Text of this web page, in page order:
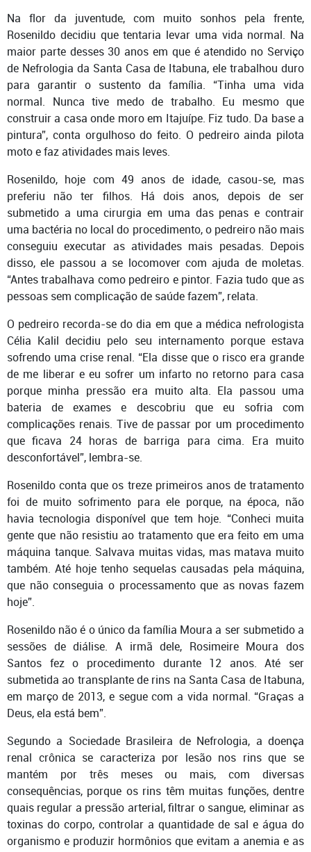
Na flor da juventude, com muito sonhos pela frente,
Rosenildo decidiu que tentaria levar uma vida normal. Na
maior parte desses 30 anos em que é atendido no Serviço
de Nefrologia da Santa Casa de Itabuna, ele trabalhou duro
para garantir o sustento da família. “Tinha uma vida
normal. Nunca tive medo de trabalho. Eu mesmo que
construir a casa onde moro em Itajuípe. Fiz tudo. Da base a
pintura”, conta orgulhoso do feito. O pedreiro ainda pilota
moto e faz atividades mais leves.
Rosenildo, hoje com 49 anos de idade, casou-se, mas
preferiu não ter filhos. Há dois anos, depois de ser
submetido a uma cirurgia em uma das penas e contrair
uma bactéria no local do procedimento, o pedreiro não mais
conseguiu executar as atividades mais pesadas. Depois
disso, ele passou a se locomover com ajuda de moletas.
“Antes trabalhava como pedreiro e pintor. Fazia tudo que as
pessoas sem complicação de saúde fazem”, relata.
O pedreiro recorda-se do dia em que a médica nefrologista
Célia Kalil decidiu pelo seu internamento porque estava
sofrendo uma crise renal. “Ela disse que o risco era grande
de me liberar e eu sofrer um infarto no retorno para casa
porque minha pressão era muito alta. Ela passou uma
bateria de exames e descobriu que eu sofria com
complicações renais. Tive de passar por um procedimento
que ficava 24 horas de barriga para cima. Era muito
desconfortável”, lembra-se.
Rosenildo conta que os treze primeiros anos de tratamento
foi de muito sofrimento para ele porque, na época, não
havia tecnologia disponível que tem hoje. “Conheci muita
gente que não resistiu ao tratamento que era feito em uma
máquina tanque. Salvava muitas vidas, mas matava muito
também. Até hoje tenho sequelas causadas pela máquina,
que não conseguia o processamento que as novas fazem
hoje”.
Rosenildo não é o único da família Moura a ser submetido a
sessões de diálise. A irmã dele, Rosimeire Moura dos
Santos fez o procedimento durante 12 anos. Até ser
submetida ao transplante de rins na Santa Casa de Itabuna,
em março de 2013, e segue com a vida normal. “Graças a
Deus, ela está bem”.
Segundo a Sociedade Brasileira de Nefrologia, a doença
renal crônica se caracteriza por lesão nos rins que se
mantém por três meses ou mais, com diversas
consequências, porque os rins têm muitas funções, dentre
quais regular a pressão arterial, filtrar o sangue, eliminar as
toxinas do corpo, controlar a quantidade de sal e água do
organismo e produzir hormônios que evitam a anemia e as